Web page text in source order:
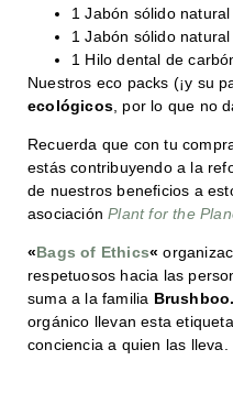
1 Jabón sólido natural
1 Jabón sólido
1 Hilo dental de
Nuestros eco packs (¡y su
ecológicos , por lo que no
Recuerda que con tu
estás contribuyendo a la
de nuestros beneficios a
asociaciónPlant for the
«Bags of Ethics«
respetuosos hacia las
suma a la familia Brushboo.
orgánico llevan esta
conciencia a quien las lleva.